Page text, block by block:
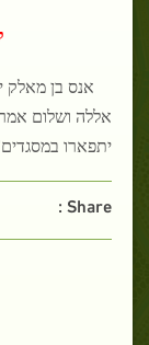
אנס בן מאלק
אללה ושלום
יתפארו במסגדים"
Share :